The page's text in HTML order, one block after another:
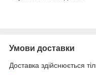
Умови доставки
Доставка здійснюється